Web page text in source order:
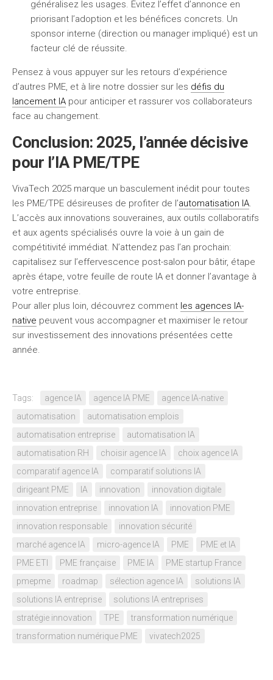
généralisez les usages. Évitez l’effet d’annonce en
priorisant l’adoption et les bénéfices concrets. Un
sponsor interne (direction ou manager impliqué) est un
facteur clé de réussite.
Pensez à vous appuyer sur les retours d’expérience
d’autres PME, et à lire notre dossier sur les défis du
lancement IA pour anticiper et rassurer vos collaborateurs
face au changement.
Conclusion: 2025, l’année décisive
pour l’IA PME/TPE
VivaTech 2025 marque un basculement inédit pour toutes
les PME/TPE désireuses de profiter de l’automatisation IA.
L’accès aux innovations souveraines, aux outils collaboratifs
et aux agents spécialisés ouvre la voie à un gain de
compétitivité immédiat. N’attendez pas l’an prochain:
capitalisez sur l’effervescence post-salon pour bâtir, étape
après étape, votre feuille de route IA et donner l’avantage à
votre entreprise.
Pour aller plus loin, découvrez comment les agences IA-
native peuvent vous accompagner et maximiser le retour
sur investissement des innovations présentées cette
année.
Tags: agence IA agence IA PME
agence IA-native
automatisation
automatisation emplois
automatisation entreprise
automatisation IA
automatisation RH
choisir agence IA
choix agence IA
comparatif agence IA
comparatif solutions IA
dirigeant PME
IA innovation
innovation digitale
innovation entreprise
innovation IA
innovation PME
innovation responsable
innovation sécurité
marché agence IA
micro-agence IA PME
PME et IA
PME ETI
PME française PME IA
PME startup France
pmepme
roadmap sélection agence IA
solutions IA
solutions IA entreprise
solutions IA entreprises
stratégie innovation
TPE
transformation numérique
transformation numérique PME
vivatech2025